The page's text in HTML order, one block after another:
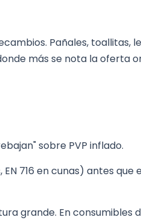
Pañales, toallitas,
más se nota la oferta
sobre PVP inflado.
716 en cunas) antes que
grande. En consumibles